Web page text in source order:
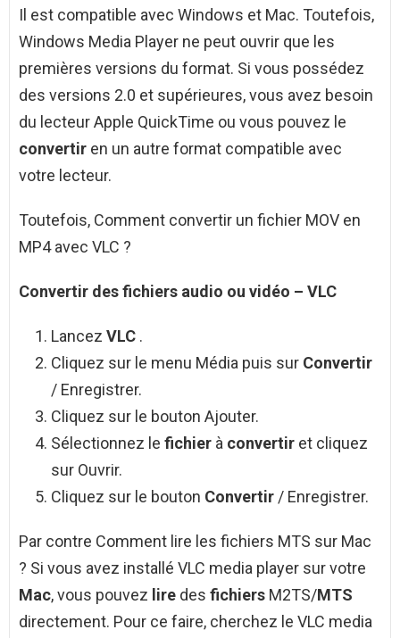
Il est compatible avec Windows et Mac. Toutefois,
Windows Media Player ne peut ouvrir que les
premières versions du format. Si vous possédez
des versions 2.0 et supérieures, vous avez besoin
du lecteur Apple QuickTime ou vous pouvez le
convertir en un autre format compatible avec
votre lecteur.
Toutefois, Comment convertir un fichier MOV en
MP4 avec VLC ?
Convertir desfichiers audio ou vidéo – VLC
Lancez VLC .
Cliquez sur le menu Média puis sur Convertir
/ Enregistrer.
Cliquez sur le bouton Ajouter.
Sélectionnez le fichier à convertir et cliquez
sur Ouvrir.
Cliquez sur le bouton Convertir / Enregistrer.
Par contre Comment lire les fichiers MTS sur Mac
? Si vous avez installé VLC media player sur votre
Mac, vous pouvez lire des fichiers M2TS/MTS
directement. Pour ce faire, cherchez le VLC media